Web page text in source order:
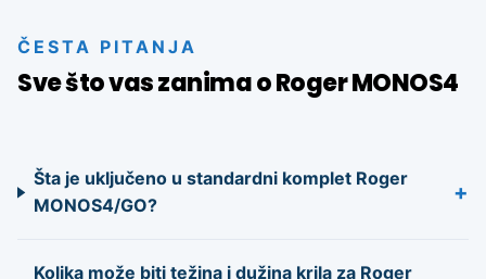
ČESTA PITANJA
Sve što vas zanima o Roger MONOS4
Šta je uključeno u standardni komplet Roger
MONOS4/GO?
+
Kolika može biti težina i dužina krila za Roger